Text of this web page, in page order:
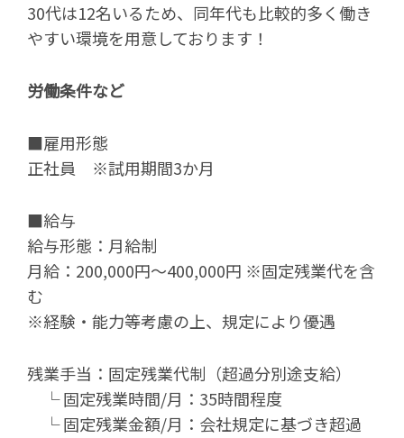
30代は12名いるため、同年代も比較的多く働き
やすい環境を用意しております！
労働条件など
■雇用形態
正社員 ※試用期間3か月
■給与
給与形態：月給制
月給：200,000円～400,000円 ※固定残業代を含
む
※経験・能力等考慮の上、規定により優遇
残業手当：固定残業代制（超過分別途支給）
└ 固定残業時間/月：35時間程度
└ 固定残業金額/月：会社規定に基づき超過